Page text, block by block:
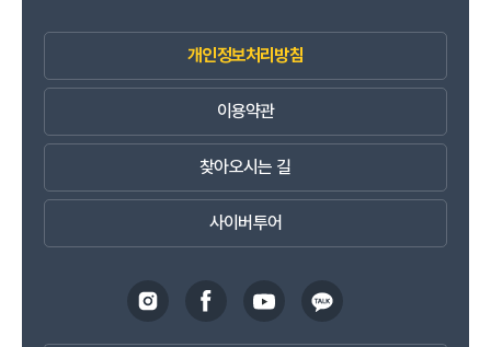
개인정보처리방침
이용약관
찾아오시는 길
사이버투어